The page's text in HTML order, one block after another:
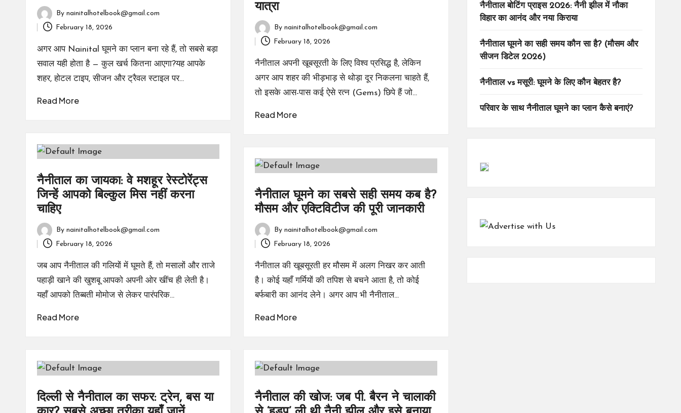
Posted
by
By nainitalhotelbook@gmail.com
February 18, 2026
अगर आप Nainital घूमने का प्लान बना रहे हैं, तो सबसे बड़ा
सवाल यही होता है — कुल खर्च कितना आएगा?यह आपके
शहर, होटल टाइप, सीजन और ट्रैवल स्टाइल पर…
Read More
यात्रा
Posted
by
By nainitalhotelbook@gmail.com
February 18, 2026
नैनीताल अपनी खूबसूरती के लिए विश्व प्रसिद्ध है, लेकिन
अगर आप शहर की भीड़भाड़ से थोड़ा दूर निकलना चाहते हैं,
तो इसके आस-पास कई ऐसे रत्न (Gems) छिपे हैं जो…
Read More
नैनीताल का जायका: वे मशहूर रेस्टोरेंट्स
जिन्हें आपको बिल्कुल मिस नहीं करना
चाहिए
Posted
by
By nainitalhotelbook@gmail.com
February 18, 2026
जब आप नैनीताल की गलियों में घूमते हैं, तो मसालों और ताजे
पहाड़ी खाने की खुशबू आपको अपनी ओर खींच ही लेती है।
यहाँ आपको तिब्बती मोमोज से लेकर पारंपरिक…
Read More
नैनीताल घूमने का सबसे सही समय कब है?
मौसम और एक्टिविटीज की पूरी जानकारी
Posted
by
By nainitalhotelbook@gmail.com
February 18, 2026
नैनीताल की खूबसूरती हर मौसम में अलग निखर कर आती
है। कोई यहाँ गर्मियों की तपिश से बचने आता है, तो कोई
बर्फबारी का आनंद लेने। अगर आप भी नैनीताल…
Read More
दिल्ली से नैनीताल का सफर: ट्रेन, बस या
नैनीताल की खोज: जब पी. बैरन ने चालाकी
नैनीताल बोटिंग प्राइस 2026: नैनी झील में नौका
विहार का आनंद और नया किराया
नैनीताल घूमने का सही समय कौन सा है? (मौसम और
सीजन डिटेल 2026)
नैनीताल vs मसूरी: घूमने के लिए कौन बेहतर है?
परिवार के साथ नैनीताल घूमने का प्लान कैसे बनाएं?